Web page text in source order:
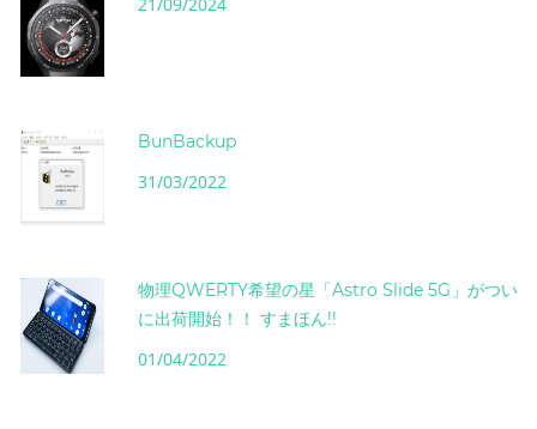
BunBackup
31/03/2022
物理QWERTY希望の星「Astro Slide 5G」がつい
に出荷開始！！ すまほん!!
01/04/2022